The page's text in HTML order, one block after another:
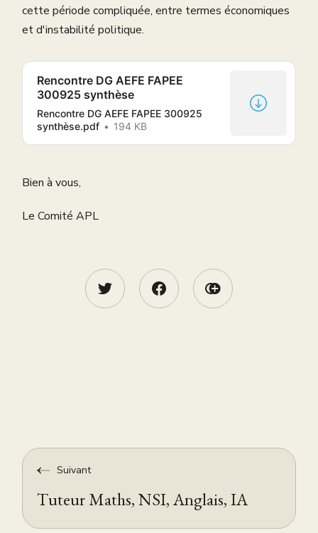
cette période compliquée, entre termes économiques
et d'instabilité politique.
Rencontre DG AEFE FAPEE
300925 synthèse
Rencontre DG AEFE FAPEE 300925
synthèse.pdf
194 KB
Bien à vous,
Le Comité APL
Suivant
Tuteur Maths, NSI, Anglais, IA